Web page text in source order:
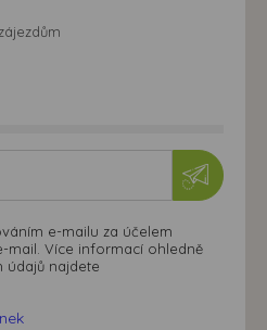
e-mailu za účelem
mail. Více informací ohledně
údajů najdete